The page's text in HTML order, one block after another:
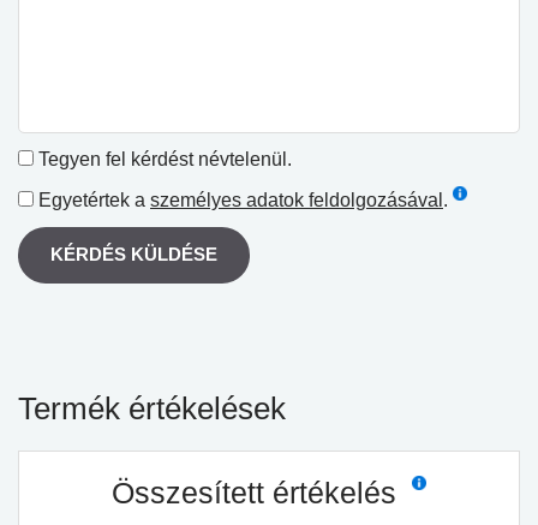
Tegyen fel kérdést névtelenül.
Egyetértek a személyes adatok feldolgozásával .
KÉRDÉS KÜLDÉSE
Termék értékelések
Összesített értékelés